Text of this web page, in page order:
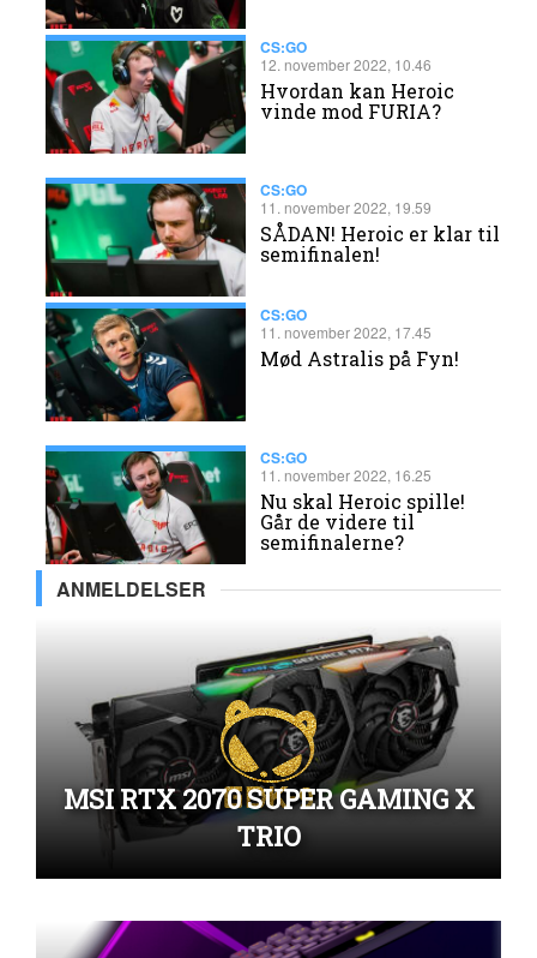
CS:GO
12. november 2022, 10.46
​Hvordan kan Heroic
vinde mod FURIA?
CS:GO
11. november 2022, 19.59
SÅDAN! Heroic er klar til
semifinalen!
CS:GO
11. november 2022, 17.45
Mød Astralis på Fyn!
CS:GO
11. november 2022, 16.25
Nu skal Heroic spille!
Går de videre til
semifinalerne?
ANMELDELSER
MSI RTX 2070 SUPER GAMING X
TRIO